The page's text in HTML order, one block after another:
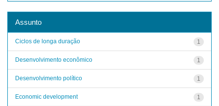
Assunto
1
Ciclos de longa duração
1
Desenvolvimento econômico
1
Desenvolvimento político
1
Economic development